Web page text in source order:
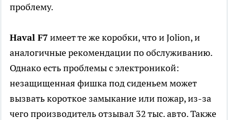
проблему.
Haval F7имеет те же коробки, что и Jolion, и
аналогичные рекомендации по обслуживанию.
Однако есть проблемы с электроникой:
незащищенная фишка под сиденьем может
вызвать короткое замыкание или пожар, из-за
чего производитель отзывал 32 тыс. авто. Также